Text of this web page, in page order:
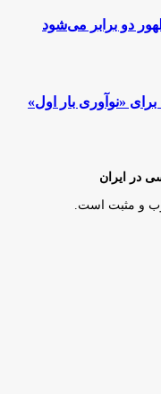
دو برابر می‌شود
در ایران
و مثبت است.